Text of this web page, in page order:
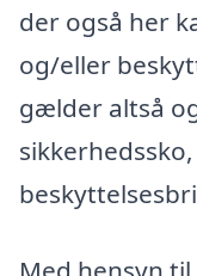
der også her
og/eller
gælder altså